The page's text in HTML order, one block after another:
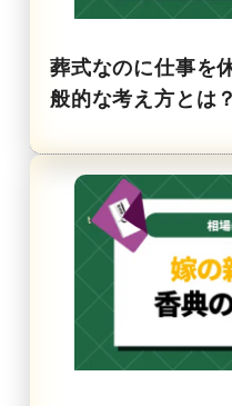
葬式なのに仕事を
般的な考え方とは？